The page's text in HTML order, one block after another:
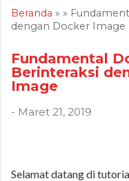
Beranda » »
dengan Docker Image
Fundamental
Berinteraksi
Image
- Maret 21, 2019
Selamat datang di